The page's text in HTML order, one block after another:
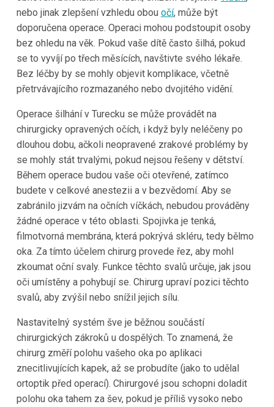
nebo jinak zlepšení vzhledu obou očí, může být
doporučena operace. Operaci mohou podstoupit osoby
bez ohledu na věk. Pokud vaše dítě často šilhá, pokud
se to vyvíjí po třech měsících, navštivte svého lékaře.
Bez léčby by se mohly objevit komplikace, včetně
přetrvávajícího rozmazaného nebo dvojitého vidění.
Operace šilhání v Turecku se může provádět na
chirurgicky opravených očích, i když byly neléčeny po
dlouhou dobu, ačkoli neopravené zrakové problémy by
se mohly stát trvalými, pokud nejsou řešeny v dětství.
Během operace budou vaše oči otevřené, zatímco
budete v celkové anestezii a v bezvědomí. Aby se
zabránilo jizvám na očních víčkách, nebudou prováděny
žádné operace v této oblasti. Spojivka je tenká,
filmotvorná membrána, která pokrývá skléru, tedy bělmo
oka. Za tímto účelem chirurg provede řez, aby mohl
zkoumat oční svaly. Funkce těchto svalů určuje, jak jsou
oči umístěny a pohybují se. Chirurg upraví pozici těchto
svalů, aby zvýšil nebo snížil jejich sílu.
Nastavitelný systém šve je běžnou součástí
chirurgických zákroků u dospělých. To znamená, že
chirurg změří polohu vašeho oka po aplikaci
znecitlivujících kapek, až se probudíte (jako to udělal
ortoptik před operací). Chirurgové jsou schopni doladit
polohu oka tahem za šev, pokud je příliš vysoko nebo